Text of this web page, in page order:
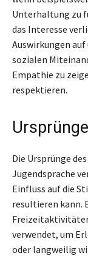
Unterhaltung zu
das Interesse
Auswirkungen
sozialen
Empathie zu
respektieren.
Die Ursprünge
Jugendsprache
Einfluss auf die
resultieren kann.
verwendet, um
oder langweilig